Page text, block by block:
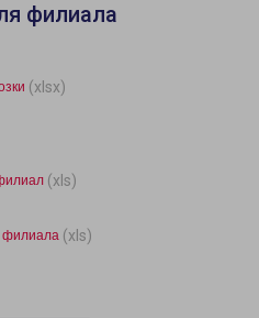
филиала
(xlsx)
(xls)
филиала (xls)